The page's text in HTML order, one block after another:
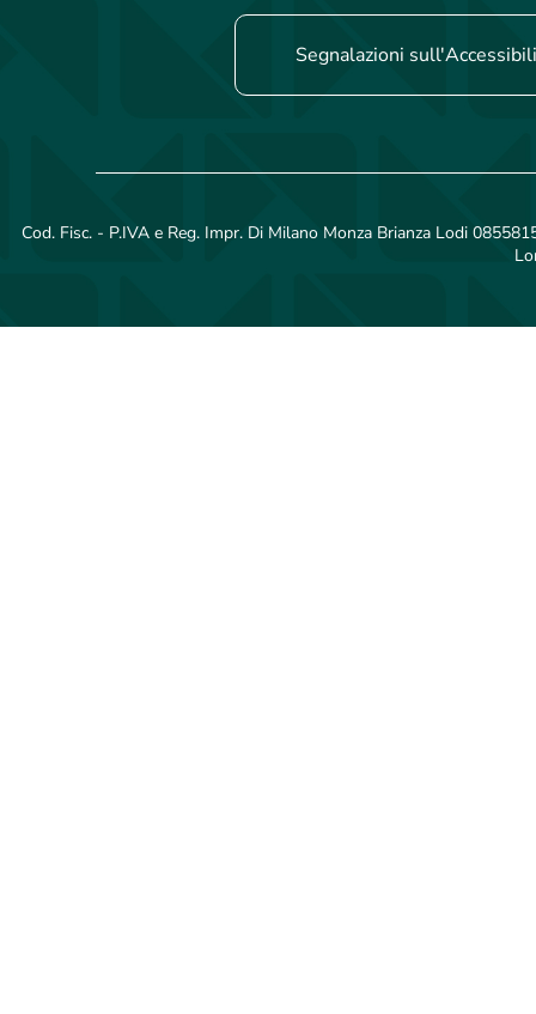
Segnalazioni
Cod. Fisc. - P.IVA e Reg. Impr. Di Milano Monza Brianza Lodi